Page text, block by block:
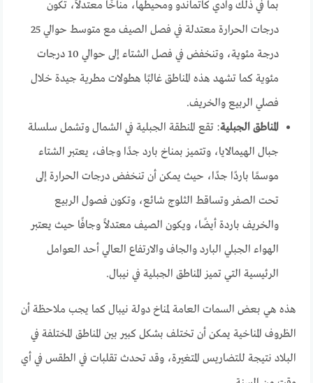
بما في ذلك وادي كاتماندو ومحيطها، مناخًا معتدلاً، تكون
درجات الحرارة معتدلة في فصل الصيف مع متوسط ​​حوالي 25
درجة مئوية، وتنخفض في فصل الشتاء إلى حوالي 10 درجات
مئوية كما تشهد هذه المناطق غالبًا هطولات مطرية جيدة خلال
فصلي الربيع والخريف.
المناطق الجبلية: تقع المنطقة الجبلية في الشمال وتشمل سلسلة
جبال الهيمالايا، وتتميز بمناخ بارد جدًا وجاف، يعتبر الشتاء
موسمًا باردًا جدًا، حيث يمكن أن تنخفض درجات الحرارة إلى
تحت الصفر وتساقط الثلوج شائع، وتكون فصول الربيع
والخريف باردة أيضًا، ويكون الصيف معتدلاً وجافًا حيث يعتبر
الهواء الجبلي البارد والجاف والارتفاع العالي أحد العوامل
الرئيسية التي تميز المناطق الجبلية في نيبال.
هذه هي بعض السمات العامة لمناخ دولة نيبال كما يجب ملاحظة أن
الظروف المناخية يمكن أن تختلف بشكل كبير بين المناطق المختلفة في
البلاد نتيجة للتضاريس المتغيرة، وقد تحدث تقلبات في الطقس في أي